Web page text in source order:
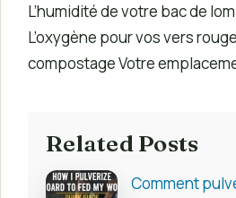
L’humidité de votre bac de
L’oxygène pour vos vers
compostage Votre
Related Posts
Comment